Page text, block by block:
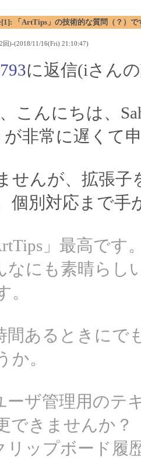
「ArtTips」の技術的な質問（？）で
回)-(2018/11/16(Fri) 21:10:47)
に返信(iさん
こんにちは、
が非常に遅くて
せんが、拡張子
個別対応まで手
」最高です
なにも素晴らし
。
間あるときにで
か。
ーザ管理用のテ
できませんか？
リップボード履